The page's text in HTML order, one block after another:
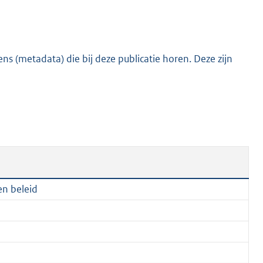
K
(metadata) die bij deze publicatie horen. Deze zijn
beleid